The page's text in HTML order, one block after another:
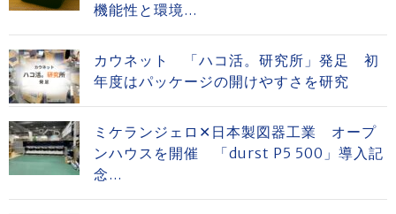
機能性と環境...
カウネット 「ハコ活。研究所」発足 初
年度はパッケージの開けやすさを研究
ミケランジェロ✕日本製図器工業 オープ
ンハウスを開催 「durst P5 500」導入記
念...